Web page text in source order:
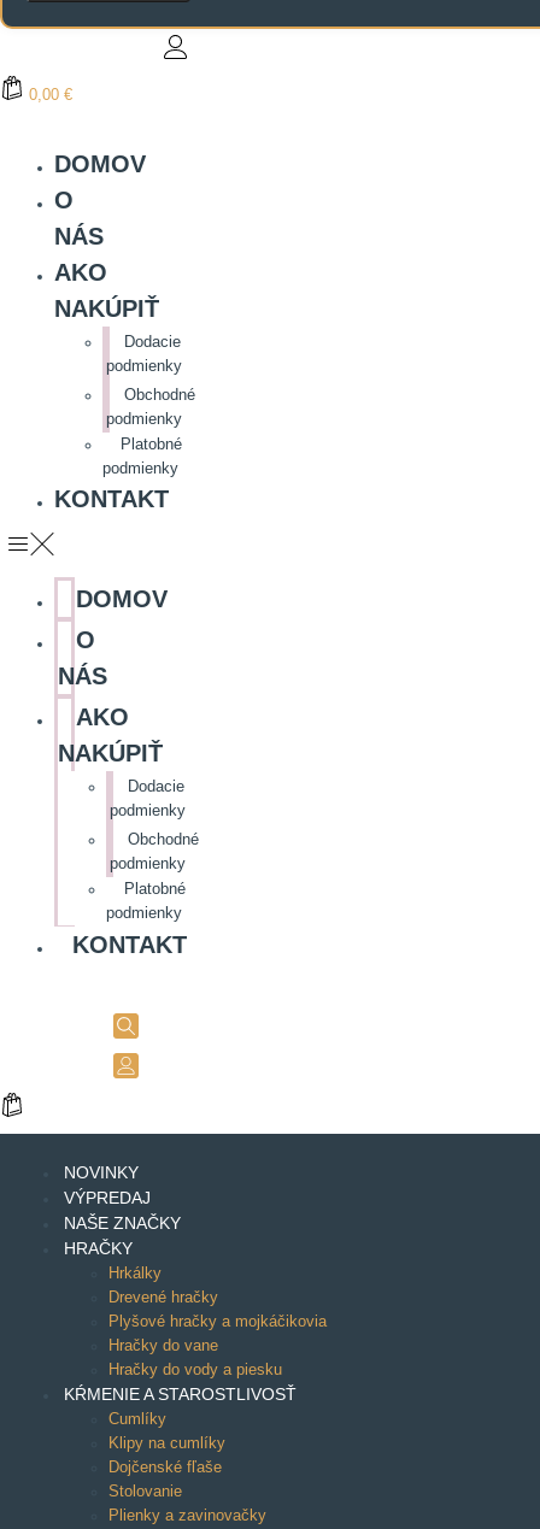
0,00 €
DOMOV
O
NÁS
AKO
NAKÚPIŤ
Dodacie
podmienky
Obchodné
podmienky
Platobné
podmienky
KONTAKT
DOMOV
O
NÁS
AKO
NAKÚPIŤ
Dodacie
podmienky
Obchodné
podmienky
Platobné
podmienky
KONTAKT
NOVINKY
VÝPREDAJ
NAŠE ZNAČKY
HRAČKY
Hrkálky
Drevené hračky
Plyšové hračky a mojkáčikovia
Hračky do vane
Hračky do vody a piesku
KŔMENIE A STAROSTLIVOSŤ
Cumlíky
Klipy na cumlíky
Dojčenské fľaše
Stolovanie
Plienky a zavinovačky